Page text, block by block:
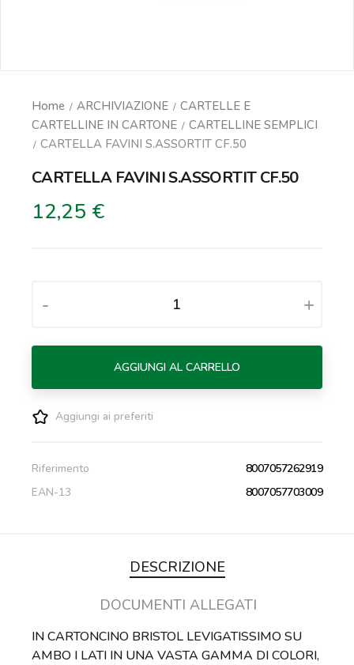
Home ARCHIVIAZIONE
CARTELLE E
CARTELLINE IN CARTONE
CARTELLINE SEMPLICI
CARTELLA FAVINI S.ASSORTIT CF.50
CARTELLA FAVINI S.ASSORTIT CF.50
12,25 €
- +
AGGIUNGI AL CARRELLO
Aggiungi ai preferiti
Riferimento
8007057262919
EAN-13
8007057703009
DESCRIZIONE
DOCUMENTI ALLEGATI
IN CARTONCINO BRISTOL LEVIGATISSIMO SU
AMBO I LATI IN UNA VASTA GAMMA DI COLORI,